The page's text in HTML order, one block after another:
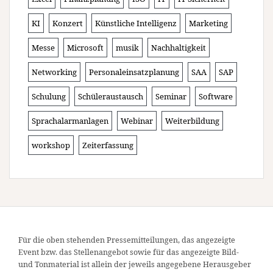
KI Konzert Künstliche Intelligenz Marketing
Messe Microsoft musik Nachhaltigkeit
Networking Personaleinsatzplanung SAA SAP
Schulung Schüleraustausch Seminar Software
Sprachalarmanlagen Webinar Weiterbildung
workshop Zeiterfassung
Für die oben stehenden Pressemitteilungen, das angezeigte
Event bzw. das Stellenangebot sowie für das angezeigte Bild-
und Tonmaterial ist allein der jeweils angegebene Herausgeber